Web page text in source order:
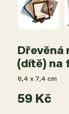
Dřevěná
(dítě) na
6,4 x 7,4 cm
59 Kč